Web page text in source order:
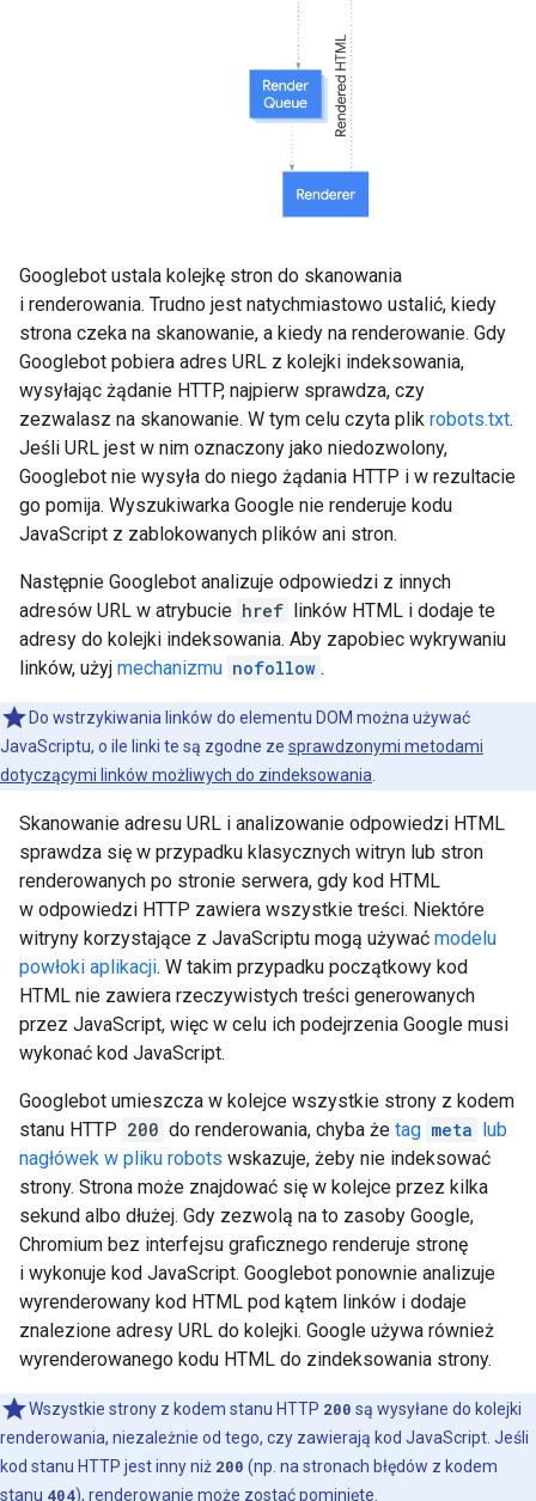
Googlebot ustala kolejkę stron do skanowania
i renderowania. Trudno jest natychmiastowo ustalić, kiedy
strona czeka na skanowanie, a kiedy na renderowanie. Gdy
Googlebot pobiera adres URL z kolejki indeksowania,
wysyłając żądanie HTTP, najpierw sprawdza, czy
zezwalasz na skanowanie. W tym celu czyta plik robots.txt.
Jeśli URL jest w nim oznaczony jako niedozwolony,
Googlebot nie wysyła do niego żądania HTTP i w rezultacie
go pomija. Wyszukiwarka Google nie renderuje kodu
JavaScript z zablokowanych plików ani stron.
Następnie Googlebot analizuje odpowiedzi z innych
adresów URL w atrybucie href linków HTML i dodaje te
adresy do kolejki indeksowania. Aby zapobiec wykrywaniu
linków, użyj mechanizmu nofollow .
Do wstrzykiwania linków do elementu DOM można używać
JavaScriptu, o ile linki te są zgodne ze sprawdzonymi metodami
dotyczącymi linków możliwych do zindeksowania
Skanowanie adresu URL i analizowanie odpowiedzi HTML
sprawdza się w przypadku klasycznych witryn lub stron
renderowanych po stronie serwera, gdy kod HTML
w odpowiedzi HTTP zawiera wszystkie treści. Niektóre
witryny korzystające z JavaScriptu mogą używać modelu
powłoki aplikacji. W takim przypadku początkowy kod
HTML nie zawiera rzeczywistych treści generowanych
przez JavaScript, więc w celu ich podejrzenia Google musi
wykonać kod JavaScript.
Googlebot umieszcza w kolejce wszystkie strony z kodem
stanu HTTP 200 do renderowania, chyba że tag meta lub
nagłówek w pliku robots wskazuje, żeby nie indeksować
strony. Strona może znajdować się w kolejce przez kilka
sekund albo dłużej. Gdy zezwolą na to zasoby Google,
Chromium bez interfejsu graficznego renderuje stronę
i wykonuje kod JavaScript. Googlebot ponownie analizuje
wyrenderowany kod HTML pod kątem linków i dodaje
znalezione adresy URL do kolejki. Google używa również
wyrenderowanego kodu HTML do zindeksowania strony.
Wszystkie strony z kodem stanu HTTP 200 są wysyłane do kolejki
renderowania, niezależnie od tego, czy zawierają kod JavaScript. Jeśli
kod stanu HTTP jest inny niż 200 (np. na stronach błędów z kodem
stanu 404), renderowanie może zostać pominięte.